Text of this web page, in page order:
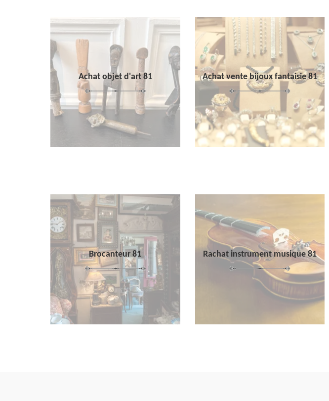
Achat objet d'art 81 Achat vente bijoux fantaisie 81
Brocanteur 81 Rachat instrument musique 81